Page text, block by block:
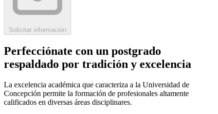
Solicitar información
Perfecciónate con un postgrado
respaldado por tradición y excelencia
La excelencia académica que caracteriza a la Universidad de
Concepción permite la formación de profesionales altamente
calificados en diversas áreas disciplinares.